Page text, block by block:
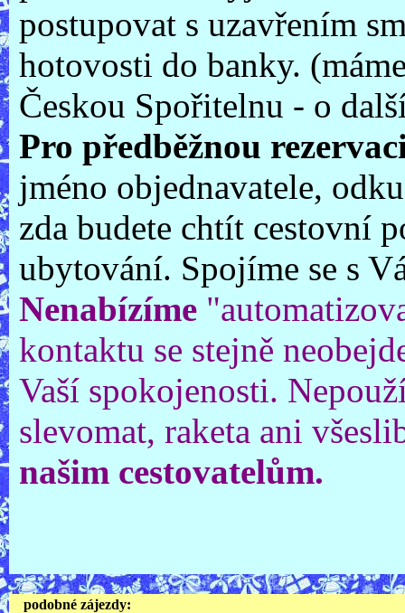
postupovat s uzavřením
hotovosti do banky.
Českou Spořitelnu - o
Pro předběžnou
jméno objednavatele,
zda budete chtít cestovní
ubytování. Spojíme se s
Nenabízíme
kontaktu se stejně
Vaší spokojenosti.
slevomat, raketa ani
našim cestovatelům.
podobné